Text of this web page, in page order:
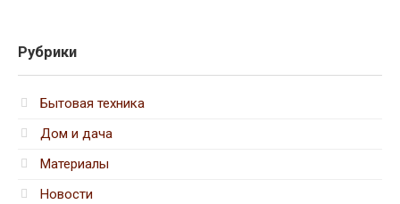
Рубрики
Бытовая техника
Дом и дача
Материалы
Новости